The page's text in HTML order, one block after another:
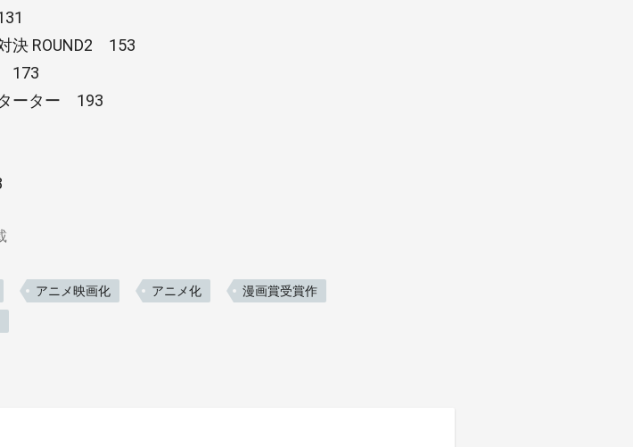
決 ROUND2 153
173
ーター 193
アニメ映画化 アニメ化 漫画賞受賞作